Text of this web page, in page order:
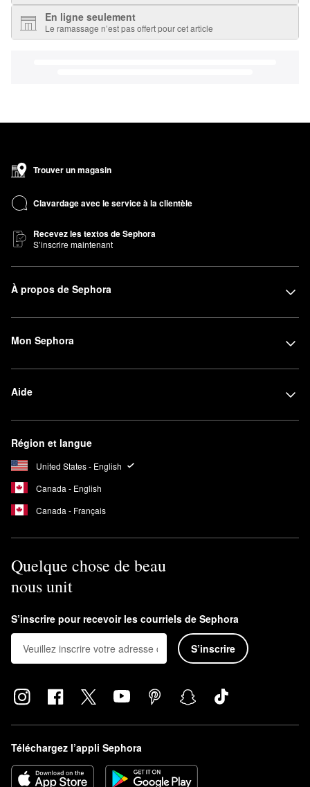
En ligne seulement
Le ramassage n’est pas offert pour cet article
Trouver un magasin
Clavardage avec le service à la clientèle
Recevez les textos de Sephora
S’inscrire maintenant
À propos de Sephora
Mon Sephora
Aide
Région et langue
United States - English
Canada - English
Canada - Français
Quelque chose de beau
nous unit
S’inscrire pour recevoir les courriels de Sephora
S’inscrire
Téléchargez l’appli Sephora